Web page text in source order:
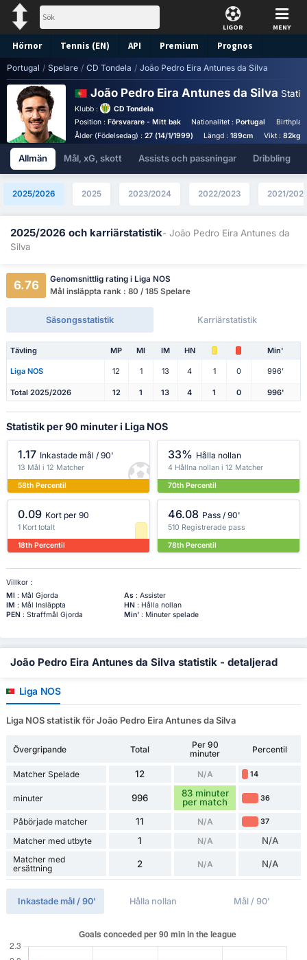
LIGOR MENY
Hörnor Tennis (EN) API Premium Prognos
Portugal / Spelare / CD Tondela / João Pedro Eira Antunes da Silva
João Pedro Eira Antunes da Silva
Klubb :
CD Tondela
Position : Försvarare - Mitt bak Nationalitet :Portugal
Ålder (Födelsedag) : 27 (14/1/1999) Längd :189cm Vikt : 82kg
Allmän Mål, xG, skott Assists och passningar Dribbling
2025/2026 2025 2023/2024 2022/2023 2021/
2025/2026 och karriärstatistik- João Pedro Eira Antunes da
Silva
6.76
Genomsnittlig rating i Liga NOS
Mål insläppta rank : 80 / 185 Spelare
Säsongsstatistik Karriärstatistik
Tävling MP Ml IM HN Min'
Liga NOS 12 1 13 4 1 0 996'
Total 2025/2026 12 1 13 4 1 0 996'
Statistik per 90 minuter i Liga NOS
1.17 Inkastade mål / 90'
13 Mål i 12 Matcher
58th Percentil
33% Hålla nollan
4 Hållna nollan i 12 Matcher
70th Percentil
0.09 Kort per 90
1 Kort totalt
18th Percentil
46.08 Pass / 90'
510 Registrerade pass
78th Percentil
Villkor :
Ml : Mål Gjorda As: Assister
IM : Mål Insläppta HN: Hålla nollan
PEN: Straffmål Gjorda Min': Minuter spelade
João Pedro Eira Antunes da Silva statistik - detaljerad
Liga NOS
Liga NOS statistik för João Pedro Eira Antunes da Silva
Övergripande Total
Per 90
minuter
Percentil
Matcher Spelade 12 N/A 14
minuter 996
83 minuter
per match
36
Påbörjade matcher 11 N/A 37
Matcher med utbyte 1 N/A N/A
Matcher med
ersättning
2 N/A N/A
Inkastade mål / 90' Hålla nollan Mål / 90'